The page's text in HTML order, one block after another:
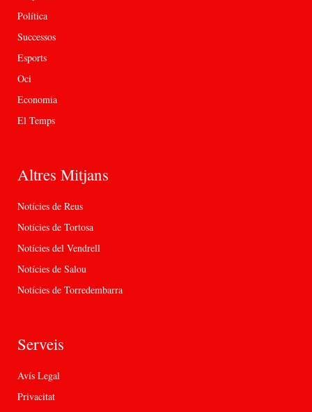
Política
Successos
Esports
Oci
Economia
El Temps
Altres Mitjans
Notícies de Reus
Notícies de Tortosa
Notícies del Vendrell
Notícies de Salou
Notícies de Torredembarra
Serveis
Avís Legal
Privacitat